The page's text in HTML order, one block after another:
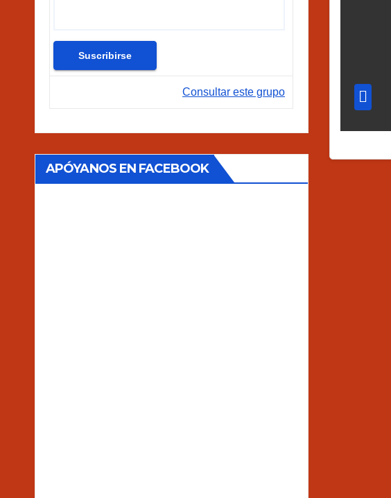
Consultar este grupo
APÓYANOS EN FACEBOOK